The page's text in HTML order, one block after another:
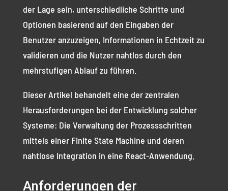
der Lage sein, unterschiedliche Schritte und
Optionen basierend auf den Eingaben der
Benutzer anzuzeigen, Informationen in Echtzeit zu
validieren und die Nutzer nahtlos durch den
mehrstufigen Ablauf zu führen.
Dieser Artikel behandelt eine der zentralen
Herausforderungen bei der Entwicklung solcher
Systeme: Die Verwaltung der Prozessschritten
mittels einer Finite State Machine und deren
nahtlose Integration in eine React-Anwendung.
Anforderungen der